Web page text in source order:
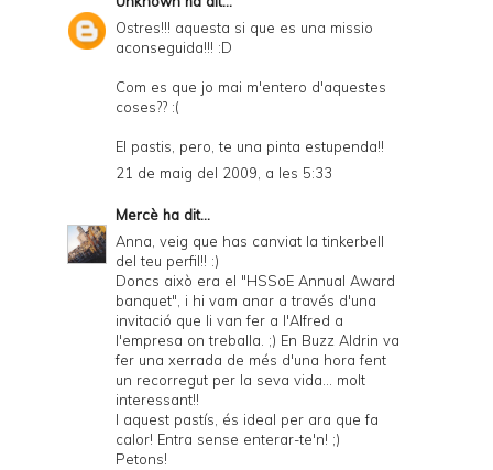
Ostres!!! aquesta si que es una missio
aconseguida!!! :D
Com es que jo mai m'entero d'aquestes
coses?? :(
El pastis, pero, te una pinta estupenda!!
21 de maig del 2009, a les 5:33
Mercè ha dit...
Anna, veig que has canviat la tinkerbell
del teu perfil!! :)
Doncs això era el "HSSoE Annual Award
banquet", i hi vam anar a través d'una
invitació que li van fer a l'Alfred a
l'empresa on treballa. ;) En Buzz Aldrin va
fer una xerrada de més d'una hora fent
un recorregut per la seva vida... molt
interessant!!
I aquest pastís, és ideal per ara que fa
calor! Entra sense enterar-te'n! ;)
Petons!